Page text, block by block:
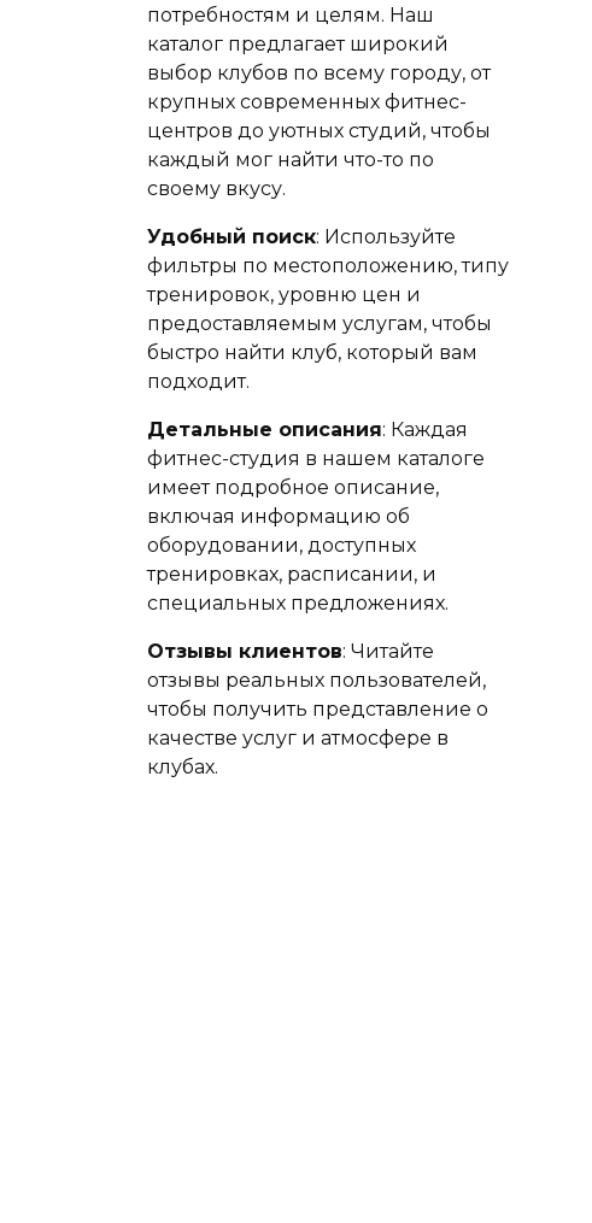
потребностям и целям. Наш
каталог предлагает широкий
выбор клубов по всему городу, от
крупных современных фитнес-
центров до уютных студий, чтобы
каждый мог найти что-то по
своему вкусу.
Удобный поиск: Используйте
фильтры по местоположению, типу
тренировок, уровню цен и
предоставляемым услугам, чтобы
быстро найти клуб, который вам
подходит.
Детальные описания: Каждая
фитнес-студия в нашем каталоге
имеет подробное описание,
включая информацию об
оборудовании, доступных
тренировках, расписании, и
специальных предложениях.
Отзывы клиентов: Читайте
отзывы реальных пользователей,
чтобы получить представление о
качестве услуг и атмосфере в
клубах.